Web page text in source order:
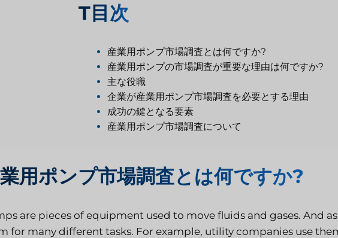
T 目次
産業用ポンプ市場調査とは何ですか?
産業用ポンプの市場調査が重要な理由は何ですか?
主な役職
企業が産業用ポンプ市場調査を必要とする理由
成功の鍵となる要素
産業用ポンプ市場調査について
用ポンプ市場調査とは何ですか?
are pieces of equipment used to move fluids and gases. And
for many different tasks. For example, utility companies use